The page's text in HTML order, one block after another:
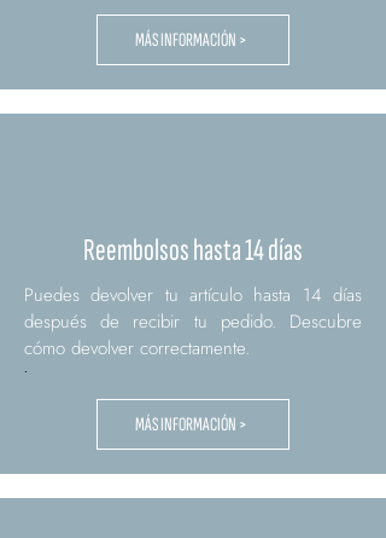
MÁS INFORMACIÓN >
Reembolsos hasta 14 días
Puedes devolver tu artículo hasta 14 días
después de recibir tu pedido. Descubre
cómo devolver correctamente.
MÁS INFORMACIÓN >